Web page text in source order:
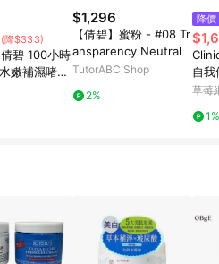
，商品資料更新會有時間差，
品與東森購物ETMall銷售網
若有贈點爭議，請務必於訂單
詢；若超過180天(含)以上進
分點數紅包僅限指定商品使
紅包之適用商品與使用條件
(降$333)
碧 100小時
嫩補濕啫喱
保濕及護
$1,296
【倩碧】蜜粉 - #08 Tr
ansparency Neutral
TutorABC Shop
2%
降價
自我
草莓
1%